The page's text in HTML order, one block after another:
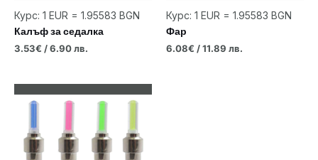
Курс: 1 EUR = 1.95583 BGN
Калъф за седалка
3.53€ / 6.90 лв.
Курс: 1 EUR = 1.95583 BGN
Фар
6.08€ / 11.89 лв.